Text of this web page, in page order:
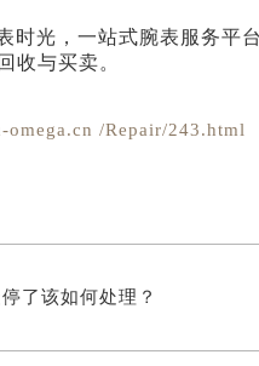
omega.cn /Repair/243.html
了该如何处理？